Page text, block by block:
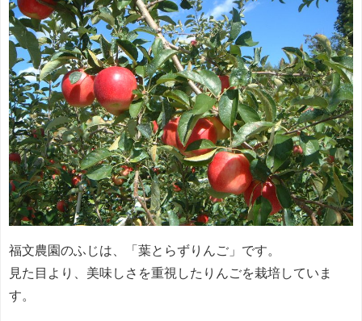
福文農園のふじは、「葉とらずりんご」です。
見た目より、美味しさを重視したりんごを栽培していま
す。